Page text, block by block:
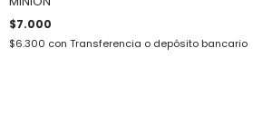
$7.000
$6.300 con Transferencia o depósito bancario